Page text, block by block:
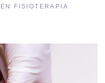
FISIOTERAPIA